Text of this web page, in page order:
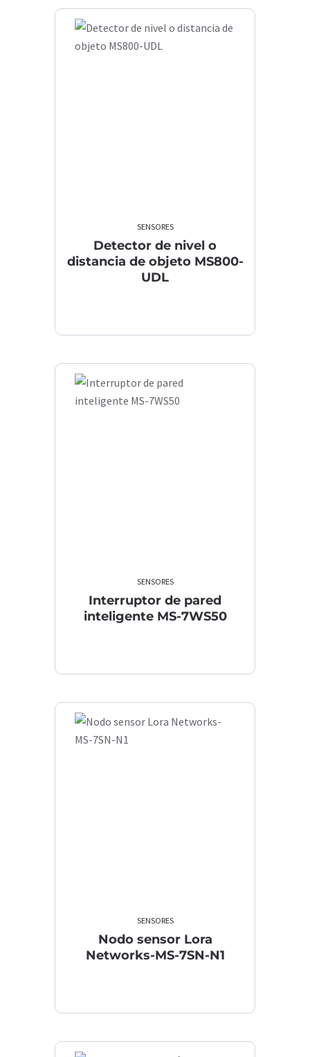
SENSORES
Detector de nivel o
distancia de objeto MS800-
UDL
SENSORES
Interruptor de pared
inteligente MS-7WS50
SENSORES
Nodo sensor Lora
Networks-MS-7SN-N1